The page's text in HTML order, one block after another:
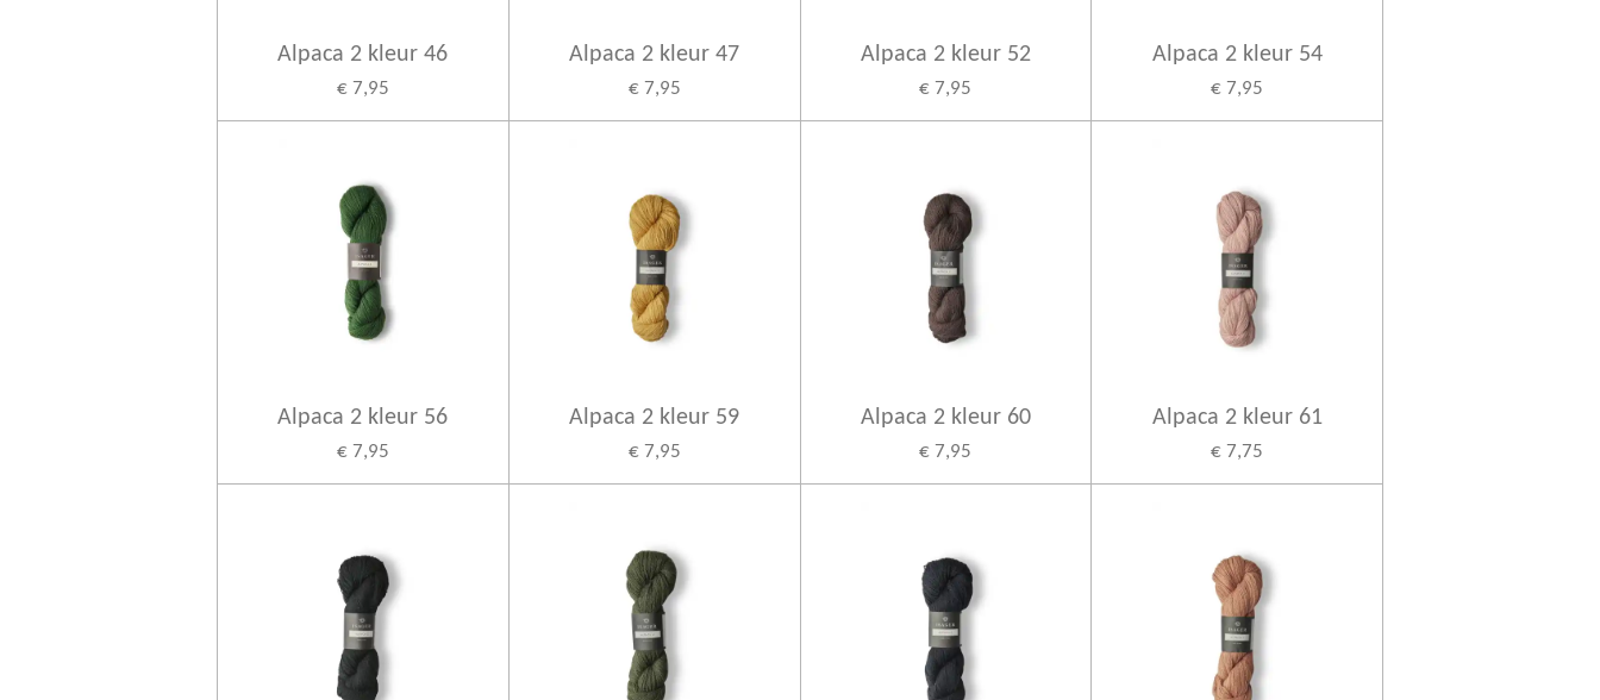
Alpaca 2 kleur 46
€ 7,95
Alpaca 2 kleur 47
€ 7,95
Alpaca 2 kleur 52
€ 7,95
Alpaca 2 kleur 54
€ 7,95
Alpaca 2 kleur 56
€ 7,95
Alpaca 2 kleur 59
€ 7,95
Alpaca 2 kleur 60
€ 7,95
Alpaca 2 kleur 61
€ 7,75